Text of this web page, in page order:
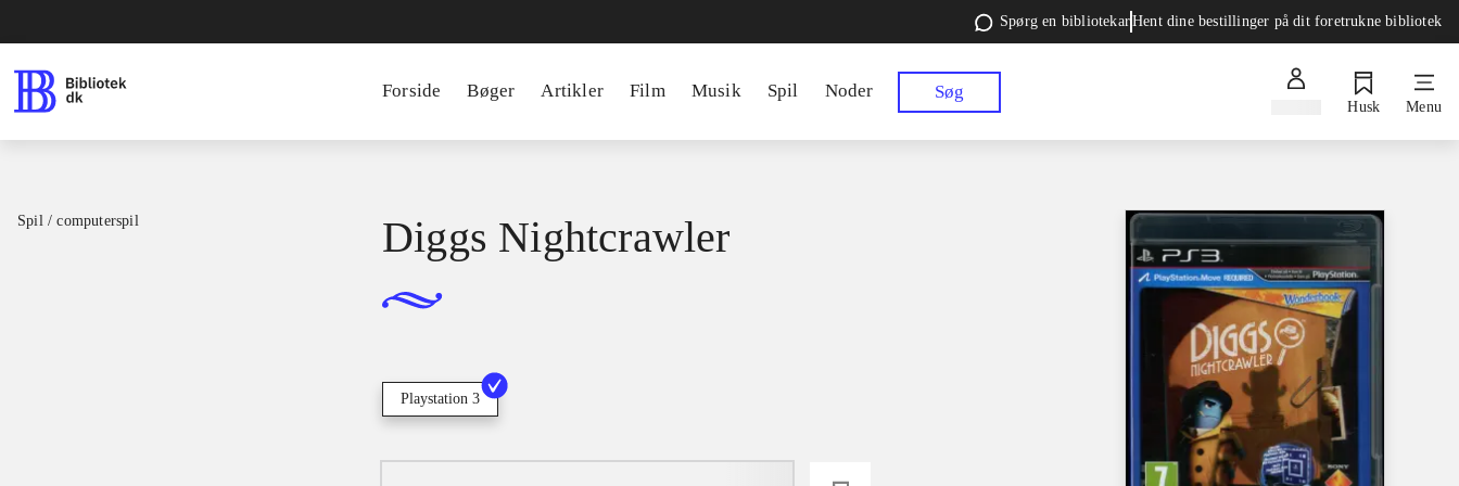
Spørg en bibliotekarHent dine bestillinger på dit foretrukne bibliotek
Forside Bøger Artikler Film Musik Spil Noder Søg
Husk Menu
Spil / computerspil Diggs Nightcrawler
Playstation 3